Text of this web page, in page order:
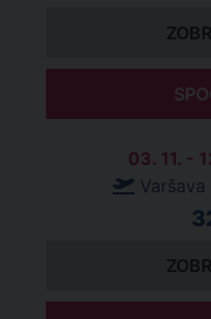
03. 11. -
Varšava